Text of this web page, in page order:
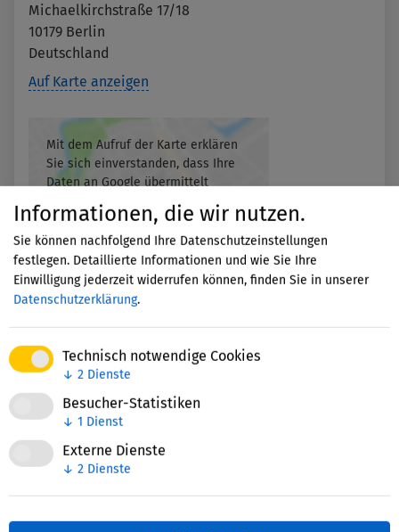
Informationen, die wir nutzen.
Sie können nachfolgend Ihre Datenschutzeinstellungen
festlegen. Detaillierte Informationen und wie Sie Ihre
Einwilligung jederzeit widerrufen können, finden Sie in unserer
Datenschutzerklärung.
Technisch notwendige Cookies
↓ 2 Dienste
Besucher-Statistiken
↓ 1 Dienst
Externe Dienste
↓ 2 Dienste
Michaelkirchstraße 17/18
10179 Berlin
Deutschland
Auf Karte anzeigen
Mit dem Aufruf der Karte erklären
Sie sich einverstanden, dass Ihre
Daten an Google übermittelt
werden und Sie die
Datenschutzerklärunggelesen
haben.
Akzeptieren
Nettie-Finder